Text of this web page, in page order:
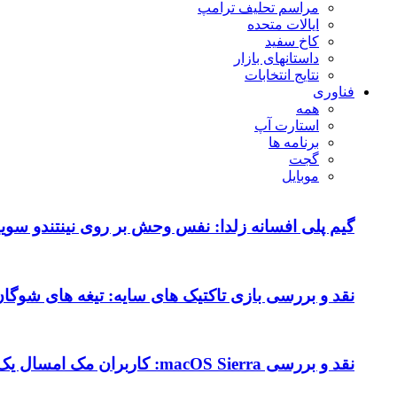
مراسم تحلیف ترامپ
ایالات متحده
کاخ سفید
داستانهای بازار
نتایج انتخابات
فناوری
همه
استارت آپ
برنامه ها
گجت
موبایل
گیم پلی افسانه زلدا: نفس وحش بر روی نینتندو
نقد و بررسی بازی تاکتیک های سایه: تیغه های
نقد و بررسی macOS Sierra: کاربران مک امسال یک به روزرسانی متوسط را دریافت می کنند